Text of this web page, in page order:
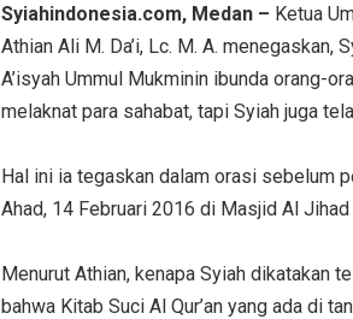
Syiahindonesia.com, Medan – Ketua
Athian Ali M. Da’i, Lc. M. A. menegaskan,
A’isyah Ummul Mukminin ibunda orang-
melaknat para sahabat, tapi Syiah juga
Hal ini ia tegaskan dalam orasi sebelum
Ahad, 14 Februari 2016 di Masjid Al
Menurut Athian, kenapa Syiah dikatakan
bahwa Kitab Suci Al Qur’an yang ada di